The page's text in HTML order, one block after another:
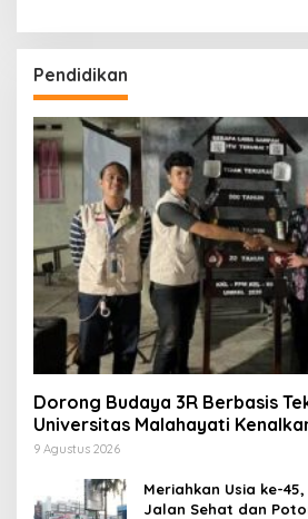
Pendidikan
Dorong Budaya 3R Berbasis
Universitas Malahayati
untuk Edukasi Sampah
9 Agustus 2026
Meriahkan Usia ke-45,
Jalan Sehat dan